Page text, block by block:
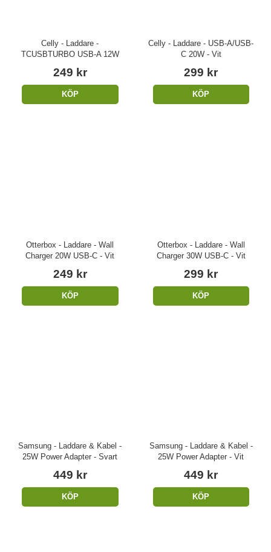
Celly - Laddare -
TCUSBTURBO USB-A 12W
249 kr
KÖP
Celly - Laddare - USB-A/USB-
C 20W - Vit
299 kr
KÖP
Otterbox - Laddare - Wall
Charger 20W USB-C - Vit
249 kr
KÖP
Otterbox - Laddare - Wall
Charger 30W USB-C - Vit
299 kr
KÖP
Samsung - Laddare & Kabel -
25W Power Adapter - Svart
449 kr
KÖP
Samsung - Laddare & Kabel -
25W Power Adapter - Vit
449 kr
KÖP